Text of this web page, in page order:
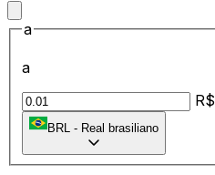
a
a
R$
BRL - Real brasiliano